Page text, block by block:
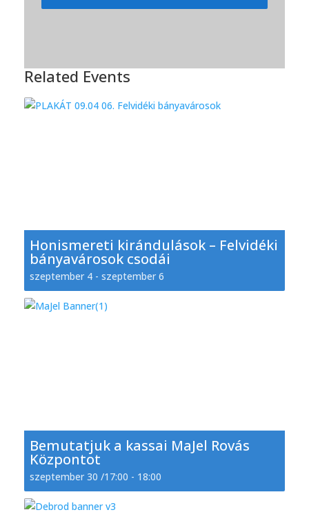
Related Events
Honismereti kirándulások – Felvidéki
bányavárosok csodái
szeptember 4 - szeptember 6
Bemutatjuk a kassai MaJel Rovás
Központot
szeptember 30 /17:00 - 18:00